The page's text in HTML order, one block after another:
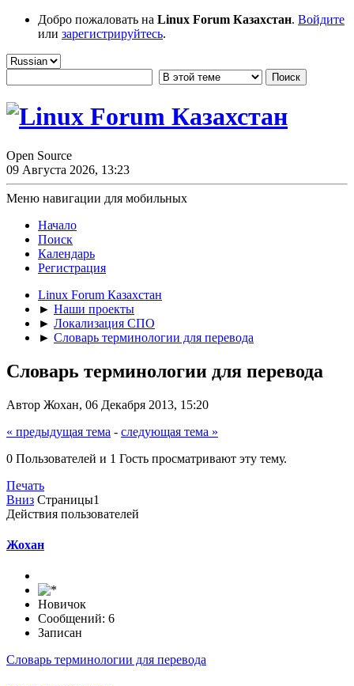
Добро пожаловать на Linux Forum Казахстан. Войдите
или зарегистрируйтесь.
Open Source
09 Августа 2026, 13:23
Меню навигации для мобильных
Начало
Поиск
Календарь
Регистрация
Linux Forum Казахстан
► Наши проекты
► Локализация СПО
► Словарь терминологии для перевода
Словарь терминологии для перевода
Автор Жохан, 06 Декабря 2013, 15:20
« предыдущая тема - следующая тема »
0 Пользователей и 1 Гость просматривают эту тему.
Печать
Вниз Страницы1
Действия пользователей
Жохан
Новичок
Сообщений: 6
Записан
Словарь терминологии для перевода